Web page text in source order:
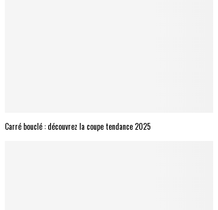
Carré bouclé : découvrez la coupe tendance 2025